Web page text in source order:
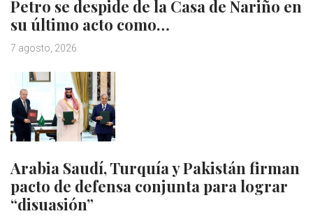
Petro se despide de la Casa de Nariño en
su último acto como…
7 agosto, 2026
Arabia Saudí, Turquía y Pakistán firman
pacto de defensa conjunta para lograr
“disuasión”